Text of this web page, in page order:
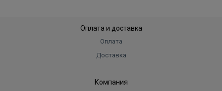
Оплата и доставка
Оплата
Доставка
Компания